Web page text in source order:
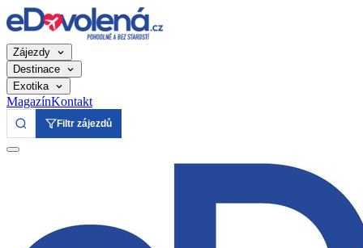
Zájezdy
Destinace
Exotika
MagazínKontakt
Filtr zájezdů